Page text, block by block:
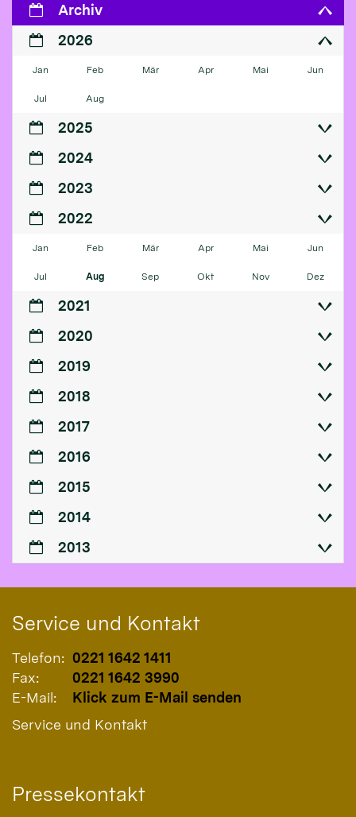
Archiv
2026
Jan Feb Mär Apr Mai Jun
Jul Aug
2025
2024
2023
2022
Jan Feb Mär Apr Mai Jun
Jul Aug Sep Okt Nov Dez
2021
2020
2019
2018
2017
2016
2015
2014
2013
Service und Kontakt
Telefon: 0221 1642 1411
Fax:
0221 1642 3990
E-Mail:
Klick zum E-Mail senden
Service und Kontakt
Pressekontakt